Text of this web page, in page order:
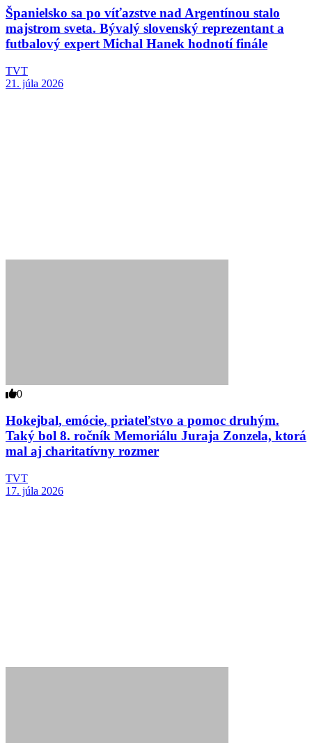
Španielsko sa po víťazstve nad Argentínou stalo
majstrom sveta. Bývalý slovenský reprezentant a
futbalový expert Michal Hanek hodnotí finále
TVT
21. júla 2026
0
Hokejbal, emócie, priateľstvo a pomoc druhým.
Taký bol 8. ročník Memoriálu Juraja Zonzela, ktorá
mal aj charitatívny rozmer
TVT
17. júla 2026